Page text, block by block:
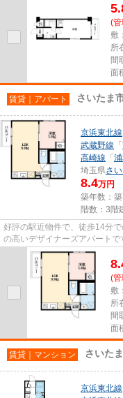
(
敷
所
間
面
賃貸｜アパート さいたま
京浜東北線
武蔵野線 「
高崎線 「
埼玉県さ
8.4万円
築年数：
階数：3階
好評の駅近物件で、徒歩14分
の高いデザイナーズアパート
は築7年ですが、充実の設備が...
(
敷
所
間
面
賃貸｜マンション さいた
京浜東北線